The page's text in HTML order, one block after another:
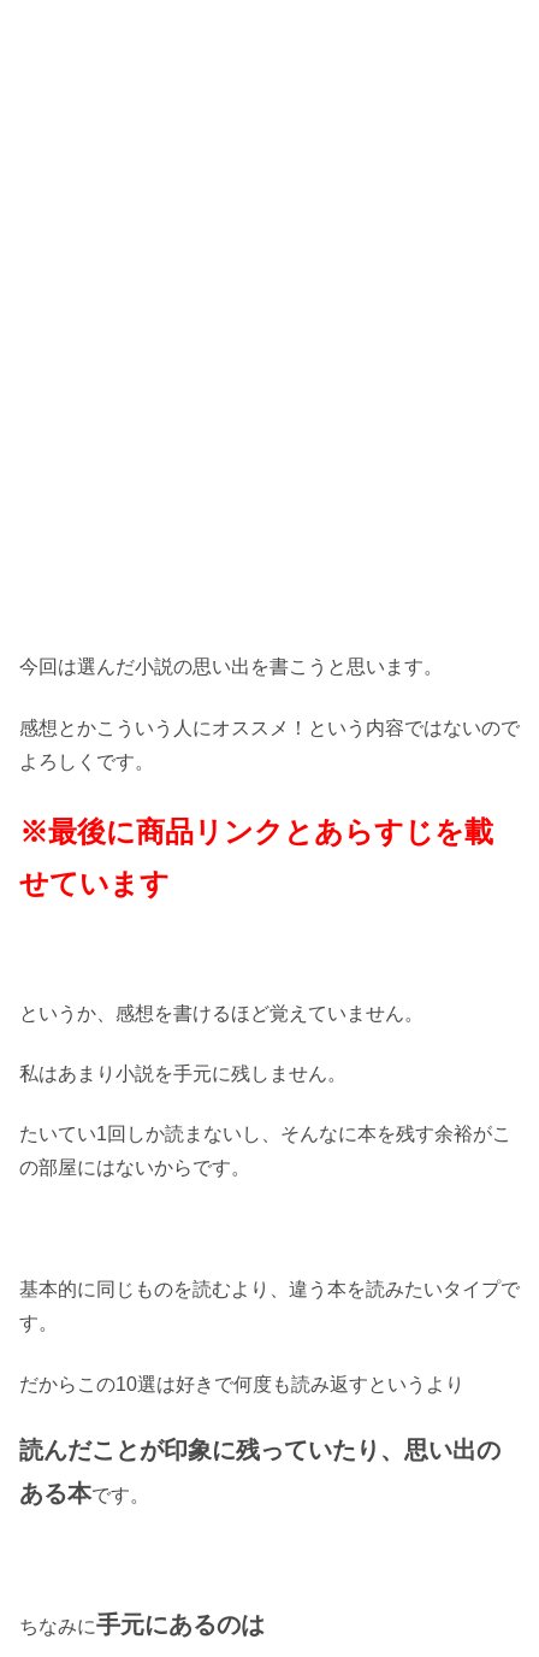
今回は選んだ小説の思い出を書こうと思います。
感想とかこういう人にオススメ！という内容ではないので
よろしくです。
※最後に商品リンクとあらすじを載
せています
というか、感想を書けるほど覚えていません。
私はあまり小説を手元に残しません。
たいてい1回しか読まないし、そんなに本を残す余裕がこ
の部屋にはないからです。
基本的に同じものを読むより、違う本を読みたいタイプで
す。
だからこの10選は好きで何度も読み返すというより
読んだことが印象に残っていたり、思い出の
ある本です。
ちなみに手元にあるのは